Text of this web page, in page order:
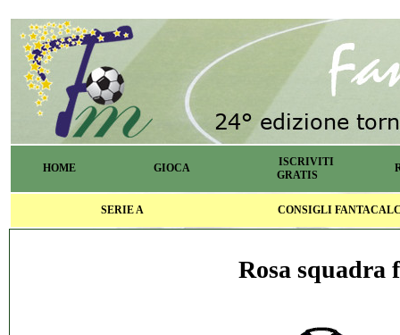
HOME GIOCA
ISCRIVITI
GRATIS
SERIE A CONSIGLI
Rosa squadra